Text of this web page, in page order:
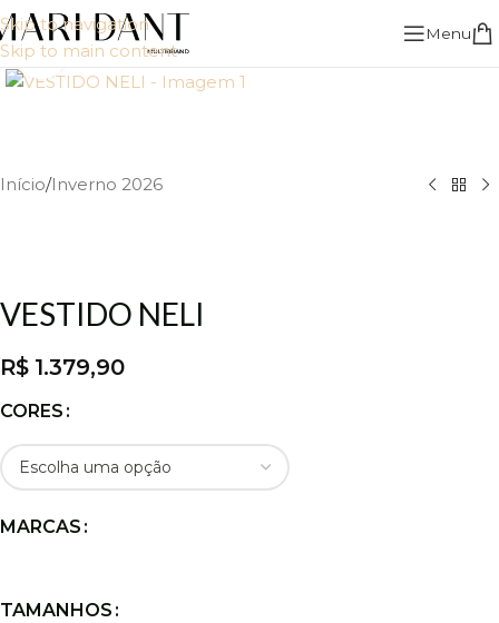
Skip to navigation
Skip to main content
Menu
Click to enlarge
Início/Inverno 2026
VESTIDO NELI
R$ 1.379,90
CORES
MARCAS
TAMANHOS